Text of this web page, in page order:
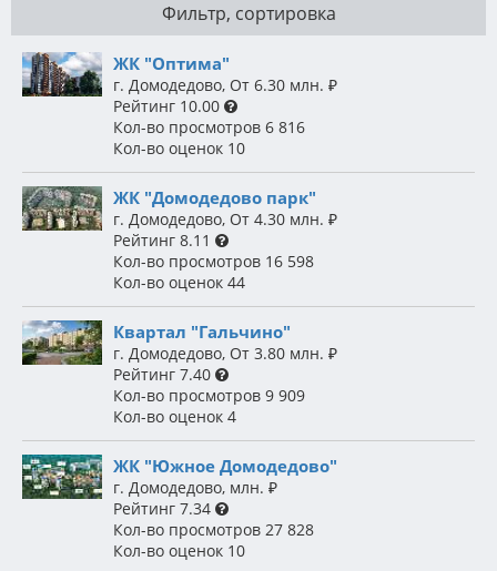
Фильтр, сортировка
ЖК "Оптима"
г. Домодедово, От 6.30 млн. ₽
Рейтинг10.00
Кол-во просмотров6 816
Кол-во оценок10
ЖК "Домодедово парк"
г. Домодедово, От 4.30 млн. ₽
Рейтинг8.11
Кол-во просмотров16 598
Кол-во оценок44
Квартал "Гальчино"
г. Домодедово, От 3.80 млн. ₽
Рейтинг7.40
Кол-во просмотров9 909
Кол-во оценок4
ЖК "Южное Домодедово"
г. Домодедово, млн. ₽
Рейтинг7.34
Кол-во просмотров27 828
Кол-во оценок10